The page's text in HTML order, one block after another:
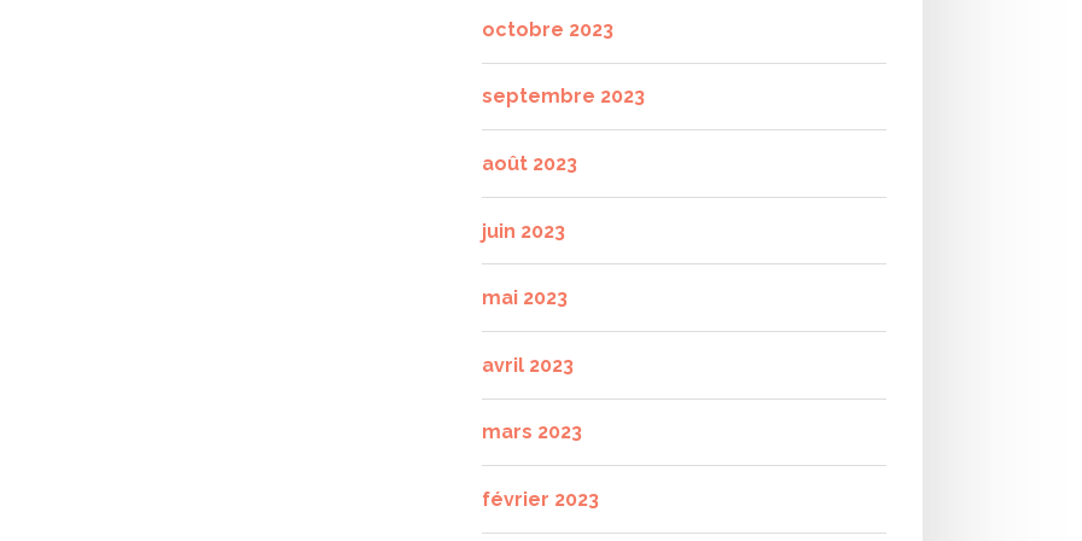
octobre 2023
septembre 2023
août 2023
juin 2023
mai 2023
avril 2023
mars 2023
février 2023